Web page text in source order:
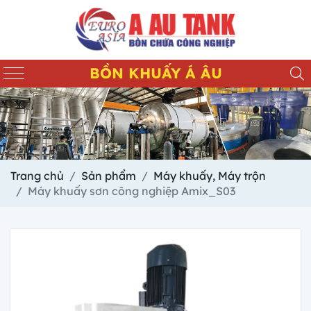
BỒN KHUẤY Á ÂU
Trang chủ Sản phẩm
Máy khuấy, Máy trộn
Máy khuấy sơn công nghiệp Amix_S03